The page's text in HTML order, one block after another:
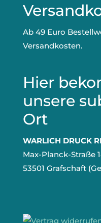
Ab 49 Euro
Versandkosten.
Hier
unsere
Ort
WARLICH DRUCK
Max-Planck-Straße
53501 Grafschaft